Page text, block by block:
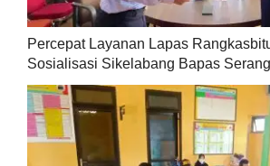
Percepat Layanan Lapas
Sosialisasi Sikelabang Bapas Serang